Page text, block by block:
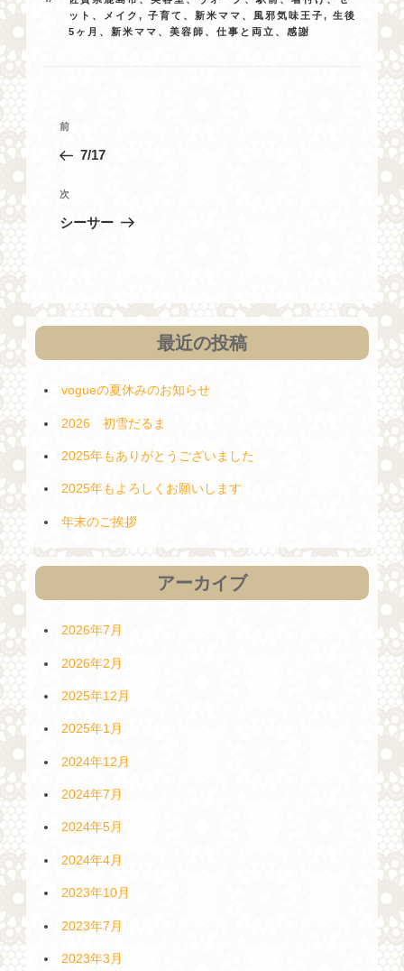
ゴ
リ
ー
グ
ット、メイク,子育て、新米ママ、風邪気味王子,生後
5ヶ月、新米ママ、美容師、仕事と両立、感謝
投
ビ
ゲ
ン
過
去
投
前
7/17
次
の
次
シーサー
最近の投稿
vogueの夏休みのお知らせ
2026 初雪だるま
2025年もありがとうございました
2025年もよろしくお願いします
年末のご挨拶
アーカイブ
2026年7月
2026年2月
2025年12月
2025年1月
2024年12月
2024年7月
2024年5月
2024年4月
2023年10月
2023年7月
2023年3月